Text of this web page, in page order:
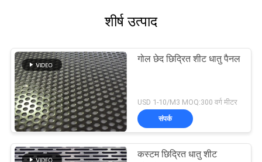
शीर्ष उत्पाद
गोल छेद छिद्रित शीट धातु पैनल
USD 1-10/M3 MOQ:300 वर्ग मीटर
संपर्क
कस्टम छिद्रित धातु शीट